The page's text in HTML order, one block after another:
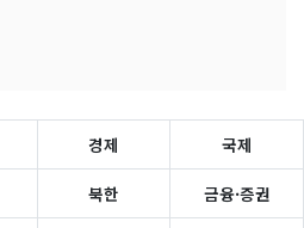
경제 국제
북한 금융·증권